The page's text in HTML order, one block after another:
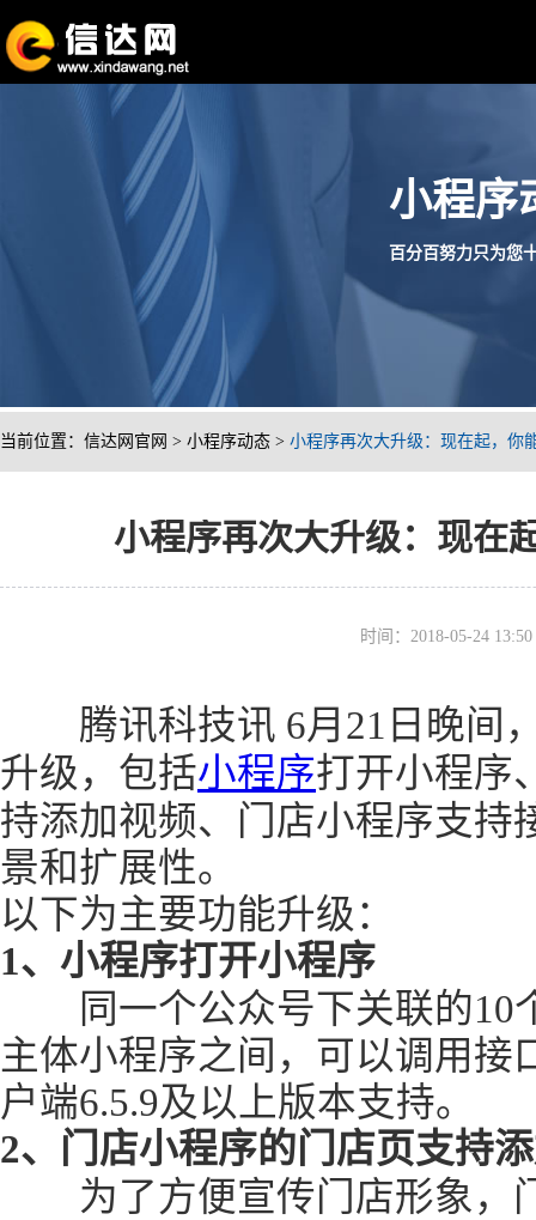
小程序
百分百努力只为您
当前位置： 信达网官网 > 小程序动态 > 小程序再次大升级：现在起，你
小程序再次大升级：现在
时间：2018-05-24
腾讯科技讯 6月21日晚间
升级，包括小程序打开小程序
持添加视频、门店小程序支持
景和扩展性。
以下为主要功能升级：
1、小程序打开小程序
同一个公众号下关联的10
主体小程序之间，可以调用接
户端6.5.9及以上版本支持。
2、门店小程序的门店页支持
为了方便宣传门店形象，